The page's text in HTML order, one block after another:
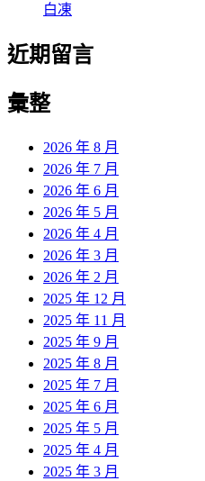
白凍
近期留言
彙整
2026 年 8 月
2026 年 7 月
2026 年 6 月
2026 年 5 月
2026 年 4 月
2026 年 3 月
2026 年 2 月
2025 年 12 月
2025 年 11 月
2025 年 9 月
2025 年 8 月
2025 年 7 月
2025 年 6 月
2025 年 5 月
2025 年 4 月
2025 年 3 月